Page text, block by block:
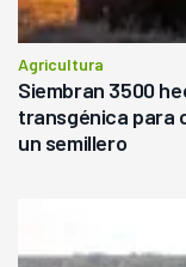
Agricultura
Siembran 3500
transgénica para
un semillero